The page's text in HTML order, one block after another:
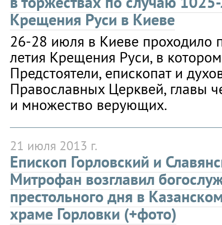
Крещения Руси в Киеве
26-28 июля в Киеве проходило
летия Крещения Руси, в
Предстоятели, епископат и
Православных Церквей, главы
и множество верующих.
21 июля 2013 г.
Епископ Горловский и
Митрофан возглавил
престольного дня в
храме Горловки (+фото)